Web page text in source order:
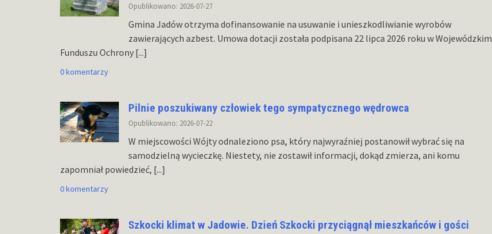
Opublikowano: 2026-07-27
Gmina Jadów otrzyma dofinansowanie na usuwanie i unieszkodliwianie wyrobów
zawierających azbest. Umowa dotacji została podpisana 22 lipca 2026 roku w Wojewódzkim
Funduszu Ochrony [...]
0 komentarzy
Pilnie poszukiwany człowiek tego sympatycznego wędrowca
Opublikowano: 2026-07-22
W miejscowości Wójty odnaleziono psa, który najwyraźniej postanowił wybrać się na
samodzielną wycieczkę. Niestety, nie zostawił informacji, dokąd zmierza, ani komu
zapomniał powiedzieć, [...]
0 komentarzy
Szkocki klimat w Jadowie. Dzień Szkocki przyciągnął mieszkańców i gości